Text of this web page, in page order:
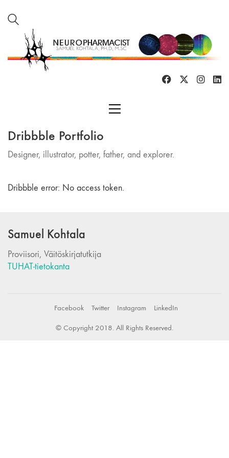
Dribbble Portfolio
Designer, illustrator, potter, father, and explorer.
Dribbble error: No access token.
Samuel Kohtala
Proviisori, Väitöskirjatutkija
TUHAT-tietokanta
Facebook Twitter Instagram LinkedIn
© Copyright 2018. All Rights Reserved.